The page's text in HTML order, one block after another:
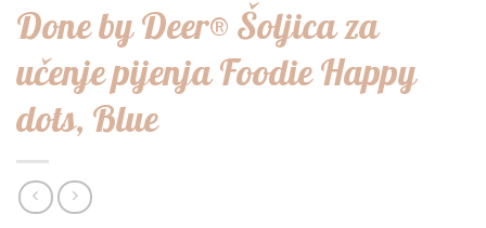
Done by Deer® Šoljica za
učenje pijenja Foodie Happy
dots, Blue